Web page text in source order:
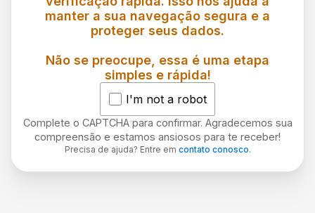
manter a sua navegação segura e a
proteger seus dados.
Não se preocupe, essa é uma etapa
simples e rápida!
I'm not a robot
Complete o CAPTCHA para confirmar. Agradecemos sua
compreensão e estamos ansiosos para te receber!
Precisa de ajuda? Entre em contato conosco.